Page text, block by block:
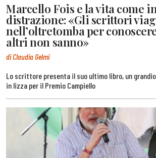
Marcello Fois e la vita come
distrazione: «Gli scrittori
nell’oltretomba per
altri non sanno»
di Claudia Gelmi
Lo scrittore presenta il suo ultimo libro, un
in lizza per il Premio Campiello